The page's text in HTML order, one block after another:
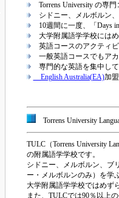
Torrens University の専
シドニー、メルボルン
10週間に一度、「Days
大学附属語学学校には
英語コースのアクティ
一般英語コースでもア
専門的な英語を集中し
English Australia(EA)加
Torrens University
TULC（Torrens University
の附属語学学校です。
シドニー、メルボルン、ブ
ー・メルボルンのみ）を学
大学附属語学学校ではめず
また、TULCでは90％以上